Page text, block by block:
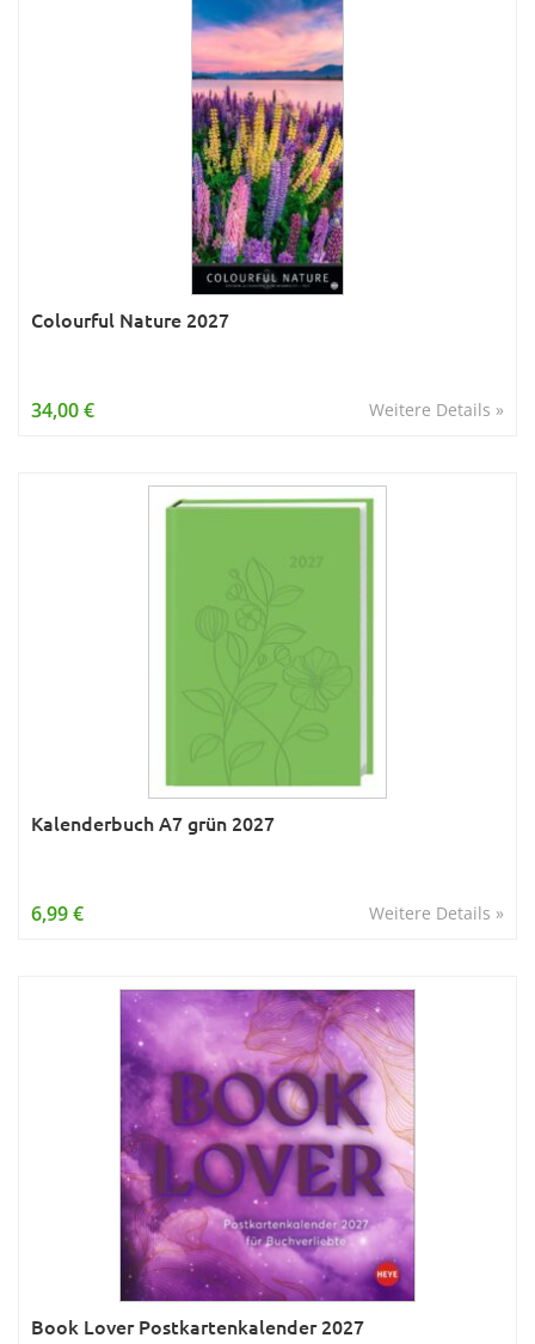
Colourful Nature 2027
Weitere Details »
34,00 €
Kalenderbuch A7 grün 2027
Weitere Details »
6,99 €
Book Lover Postkartenkalender 2027